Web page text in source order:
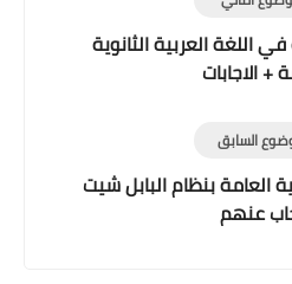
اللغة العربية الثانوية
+ الاجابات
السابق
العامة بنظام البابل شيت
عنهم